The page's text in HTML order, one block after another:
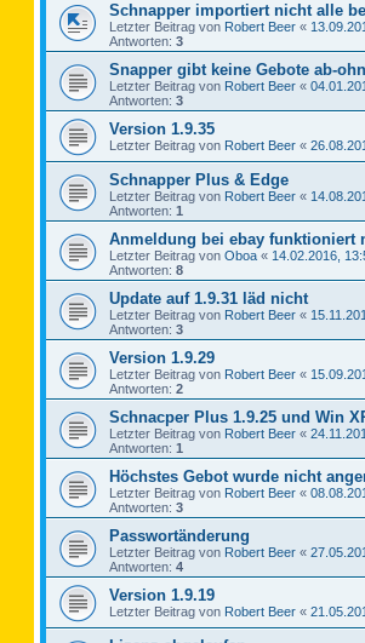
Schnapper importiert nicht alle
Letzter Beitrag von Robert Beer «
Antworten: 3
Snapper gibt keine Gebote ab-
Letzter Beitrag von Robert Beer «
Antworten: 3
Version 1.9.35
Letzter Beitrag von Robert Beer «
Schnapper Plus & Edge
Letzter Beitrag von Robert Beer «
Antworten: 1
Anmeldung bei ebay funktioniert
Letzter Beitrag von Oboa « 14.02.2016,
Antworten: 8
Update auf 1.9.31 läd nicht
Letzter Beitrag von Robert Beer «
Antworten: 3
Version 1.9.29
Letzter Beitrag von Robert Beer «
Antworten: 2
Schnacper Plus 1.9.25 und Win
Letzter Beitrag von Robert Beer «
Antworten: 1
Höchstes Gebot wurde nicht
Letzter Beitrag von Robert Beer «
Antworten: 3
Passwortänderung
Letzter Beitrag von Robert Beer «
Antworten: 4
Version 1.9.19
Letzter Beitrag von Robert Beer «